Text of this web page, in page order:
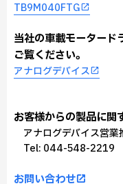
TB9M040FTG
当社の車載モータード
ご覧ください。
アナログデバイス
お客様からの製品に関
アナログデバイス営業
Tel: 044-548-2219
お問い合わせ